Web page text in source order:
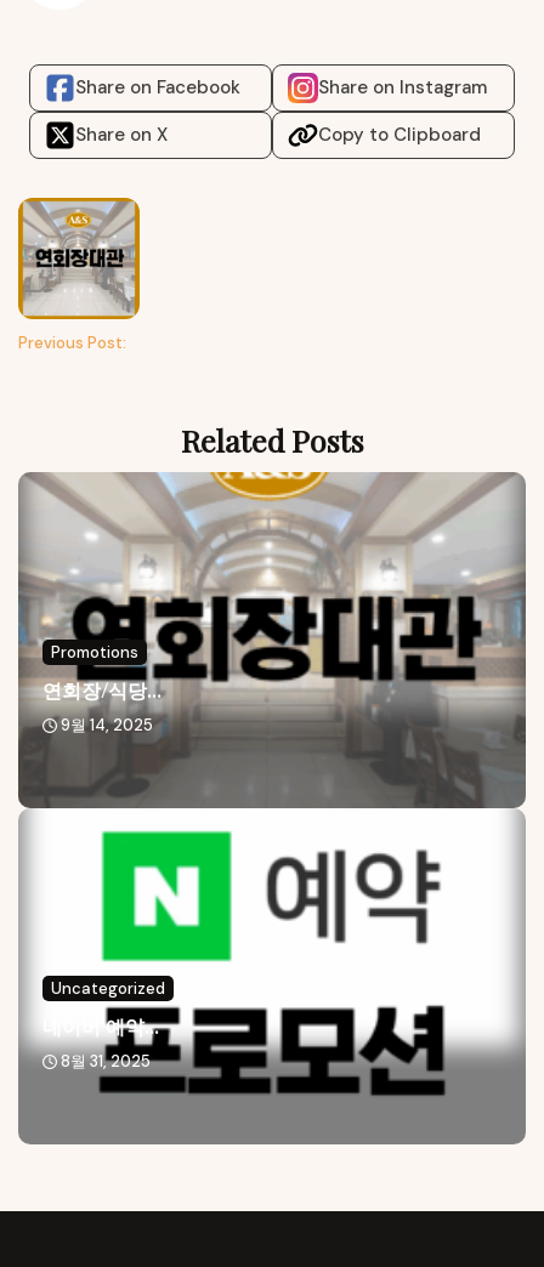
Share on Facebook
Share on Instagram
Share on X
Copy to Clipboard
Previous Post:
Related Posts
Promotions
연회장/식당...
9월 14, 2025
Uncategorized
네이버 예약...
8월 31, 2025